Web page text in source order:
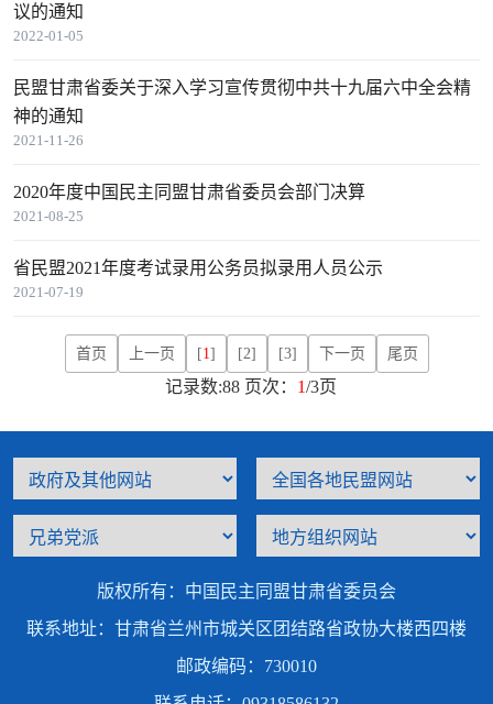
2022-01-05
议的通知
2021-11-26
民盟甘肃省委关于深入学习宣传贯彻中共十九届六中全会精
神的通知
2021-08-25
2020年度中国民主同盟甘肃省委员会部门决算
2021-07-19
省民盟2021年度考试录用公务员拟录用人员公示
首页 上一页 [1 ] [2] [3] 下一页 尾页
记录数:88 页次： 1/3页
版权所有：中国民主同盟甘肃省委员会
联系地址：甘肃省兰州市城关区团结路省政协大楼西四楼
邮政编码：730010